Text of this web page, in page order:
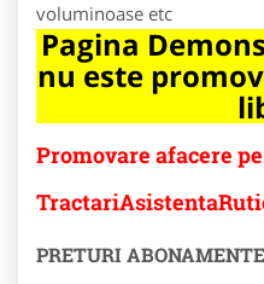
voluminoase etc
Pagina
nu este
Promovare afacere
PRETURI ABONAMENTE